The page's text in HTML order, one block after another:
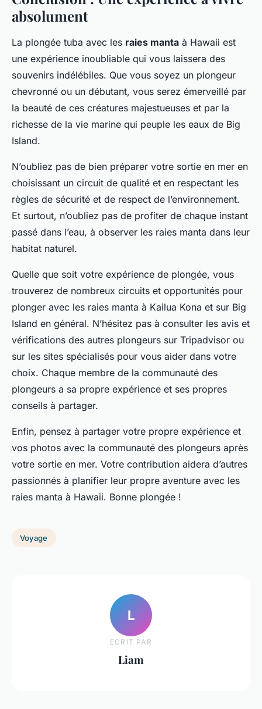
absolument
La plongée tuba avec les raies manta à Hawaii est
une expérience inoubliable qui vous laissera des
souvenirs indélébiles. Que vous soyez un plongeur
chevronné ou un débutant, vous serez émerveillé par
la beauté de ces créatures majestueuses et par la
richesse de la vie marine qui peuple les eaux de Big
Island.
N’oubliez pas de bien préparer votre sortie en mer en
choisissant un circuit de qualité et en respectant les
règles de sécurité et de respect de l’environnement.
Et surtout, n’oubliez pas de profiter de chaque instant
passé dans l’eau, à observer les raies manta dans leur
habitat naturel.
Quelle que soit votre expérience de plongée, vous
trouverez de nombreux circuits et opportunités pour
plonger avec les raies manta à Kailua Kona et sur Big
Island en général. N’hésitez pas à consulter les avis et
vérifications des autres plongeurs sur Tripadvisor ou
sur les sites spécialisés pour vous aider dans votre
choix. Chaque membre de la communauté des
plongeurs a sa propre expérience et ses propres
conseils à partager.
Enfin, pensez à partager votre propre expérience et
vos photos avec la communauté des plongeurs après
votre sortie en mer. Votre contribution aidera d’autres
passionnés à planifier leur propre aventure avec les
raies manta à Hawaii. Bonne plongée !
Voyage
L
ECRIT PAR
Liam